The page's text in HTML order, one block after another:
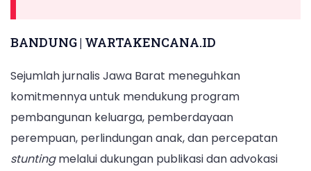
BANDUNG | WARTAKENCANA.ID
Sejumlah jurnalis Jawa Barat meneguhkan
komitmennya untuk mendukung program
pembangunan keluarga, pemberdayaan
perempuan, perlindungan anak, dan percepatan
stuntingmelalui dukungan publikasi dan advokasi